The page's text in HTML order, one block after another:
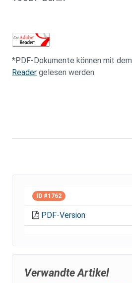
*PDF-Dokumente können mit dem
Reader gelesen werden.
ID #1762
PDF-Version
Verwandte Artikel